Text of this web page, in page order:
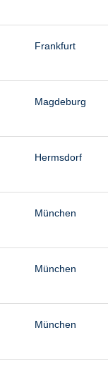
Frankfurt
Magdeburg
Hermsdorf
München
München
München